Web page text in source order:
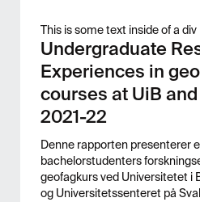
This is some text inside of a div
Undergraduate
Experiences in
courses at UiB
2021-22
Denne rapporten presenterer
bachelorstudenters
geofagkurs ved Universitetet i
og Universitetssenteret på